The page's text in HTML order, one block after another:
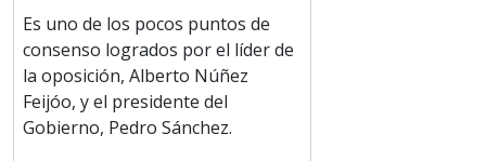
Es uno de los pocos puntos de
consenso logrados por el líder de
la oposición, Alberto Núñez
Feijóo, y el presidente del
Gobierno, Pedro Sánchez.